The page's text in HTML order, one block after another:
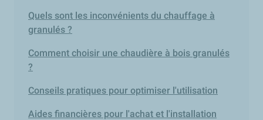
Quels sont les inconvénients du chauffage à
granulés ?
Comment choisir une chaudière à bois granulés
?
Conseils pratiques pour optimiser l'utilisation
Aides financières pour l'achat et l'installation